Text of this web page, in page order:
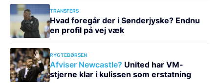
TRANSFERS
Hvad foregår der i Sønderjyske? Endnu
en profil på vej væk
RYGTEBØRSEN
Afviser Newcastle? United har VM-
stjerne klar i kulissen som erstatning